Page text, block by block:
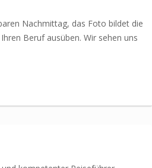
Nachmittag, das Foto bildet die
Beruf ausüben. Wir sehen uns